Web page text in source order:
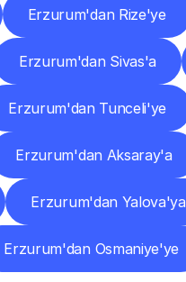
Erzurum'dan Rize'ye
Erzurum'dan Sivas'a
Erzurum'dan Tunceli'ye
Erzurum'dan Aksaray'a
Erzurum'dan Yalova'ya
Erzurum'dan Osmaniye'ye